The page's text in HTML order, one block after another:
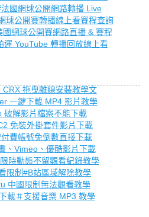
國網球公開網路轉播 Live
球公開賽轉播線上看賽程查詢
網球公開賽網路直播 & 賽程
運 YouTube 轉播回放線上看
拖曳離線安裝教學文
一鍵下載 MP4 影片教學
破解影片檔案不能下載
免裝外掛套件影片下載
費帳號免倒數直接下載
、Vimeo、優酷影片下載
時動態不留觀看紀錄教學
限制#B站區域解除教學
中國限制無法觀看教學
載＃支援音樂 MP3 教學